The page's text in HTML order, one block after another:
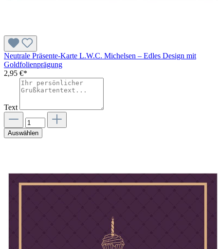
Neutrale Präsente-Karte L.W.C. Michelsen – Edles Design mit
Goldfolienprägung
2,95 €*
Text
Auswählen